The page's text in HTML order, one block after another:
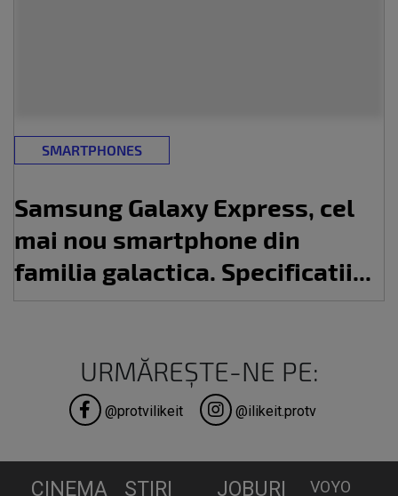
SMARTPHONES
Samsung Galaxy Express, cel
mai nou smartphone din
familia galactica. Specificatii...
URMĂREȘTE-NE PE:
@protvilikeit @ilikeit.protv
CINEMA STIRI
JOBURI
VOYO